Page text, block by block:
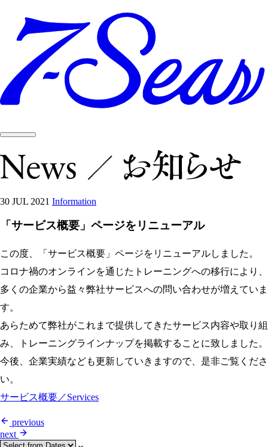
30 JUL 2021 Information
「サービス概要」ページをリニューアル
この度、「サービス概要」ページをリニューアルしました。
コロナ禍のオンラインを通じたトレーニングへの移行により、
多くの企業から益々弊社サービスへの問い合わせが増えていま
す。
あらためて弊社がこれまで提供してきたサービス内容や取り組
み、トレーニングラインナップを掲載することに致しました。
今後、企業実績なども更新していきますので、是非ご覧くださ
い。
サービス概要／Services
previous
next